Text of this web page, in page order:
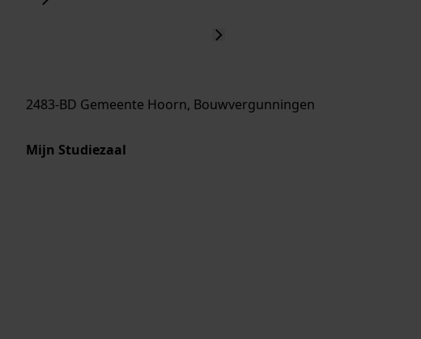
2483-BD Gemeente Hoorn, Bouwvergunningen
Mijn Studiezaal